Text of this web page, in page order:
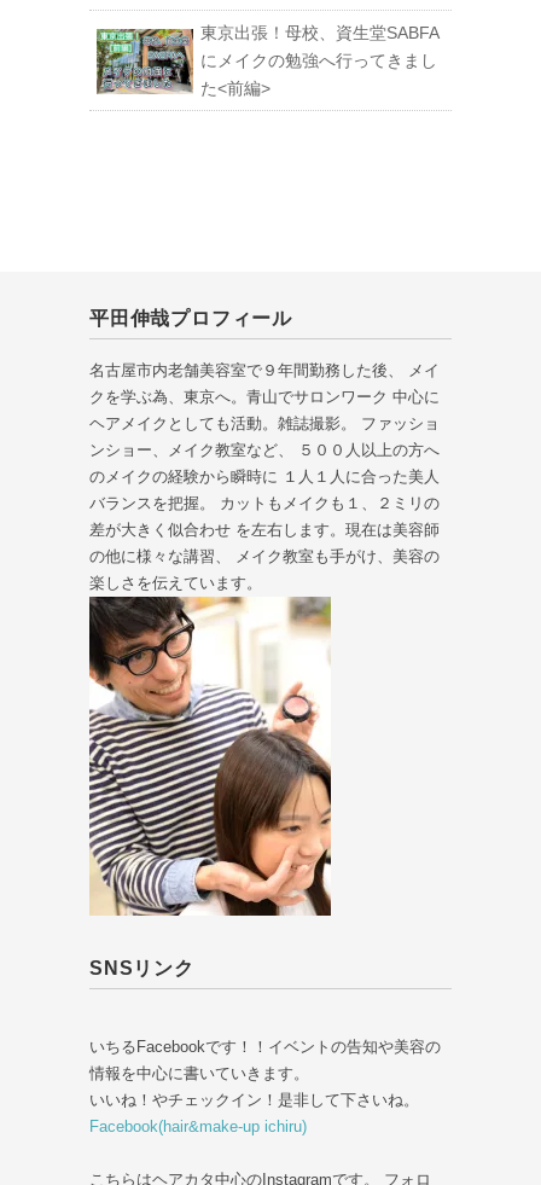
東京出張！母校、資生堂SABFA
にメイクの勉強へ行ってきまし
た<前編>
平田伸哉プロフィール
名古屋市内老舗美容室で９年間勤務した後、 メイ
クを学ぶ為、東京へ。青山でサロンワーク 中心に
ヘアメイクとしても活動。雑誌撮影。 ファッショ
ンショー、メイク教室など、 ５００人以上の方へ
のメイクの経験から瞬時に １人１人に合った美人
バランスを把握。 カットもメイクも１、２ミリの
差が大きく似合わせ を左右します。現在は美容師
の他に様々な講習、 メイク教室も手がけ、美容の
楽しさを伝えています。
SNSリンク
いちるFacebookです！！イベントの告知や美容の
情報を中心に書いていきます。
いいね！やチェックイン！是非して下さいね。
Facebook(hair&make-up ichiru)
こちらはヘアカタ中心のInstagramです。 フォロ